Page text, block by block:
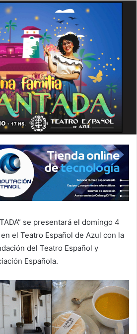
se presentará el domingo 4
el Teatro Español de Azul con la
del Teatro Español y
Española.